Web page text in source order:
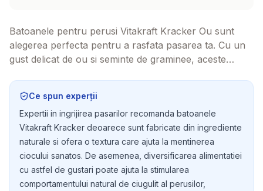
Batoanele pentru perusi Vitakraft Kracker Ou sunt
alegerea perfecta pentru a rasfata pasarea ta. Cu un
gust delicat de ou si seminte de graminee, aceste
oferind o gustare perfecta pentru prietenul tau cu
aripi.Ce spun experții
Expertii in ingrijirea pasarilor recomanda batoanele
Vitakraft Kracker deoarece sunt fabricate din ingrediente
naturale si ofera o textura care ajuta la mentinerea
ciocului sanatos. De asemenea, diversificarea alimentatiei
cu astfel de gustari poate ajuta la stimularea
comportamentului natural de ciugulit al perusilor,